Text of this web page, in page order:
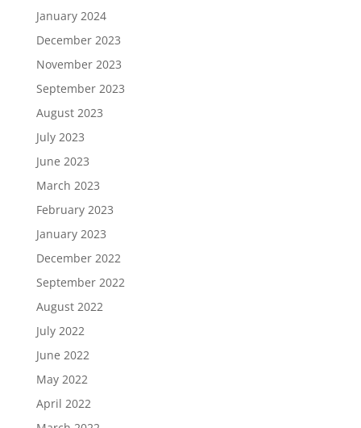
January 2024
December 2023
November 2023
September 2023
August 2023
July 2023
June 2023
March 2023
February 2023
January 2023
December 2022
September 2022
August 2022
July 2022
June 2022
May 2022
April 2022